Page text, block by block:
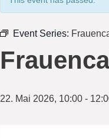
Event Series:
22. Mai 2026, 10:00 -